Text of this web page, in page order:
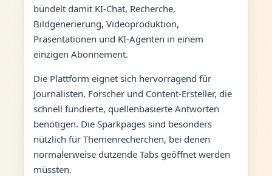
bündelt damit KI-Chat, Recherche,
Bildgenerierung, Videoproduktion,
Präsentationen und KI-Agenten in einem
einzigen Abonnement.
Die Plattform eignet sich hervorragend für
Journalisten, Forscher und Content-Ersteller, die
schnell fundierte, quellenbasierte Antworten
benötigen. Die Sparkpages sind besonders
nützlich für Themenrecherchen, bei denen
normalerweise dutzende Tabs geöffnet werden
müssten.